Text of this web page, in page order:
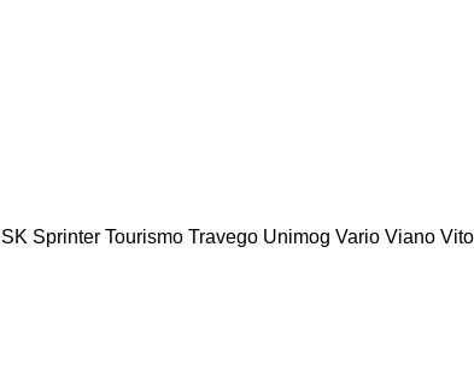
SK Sprinter Tourismo Travego Unimog Vario Viano Vito